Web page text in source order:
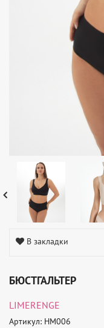
В закладки
БЮСТГАЛЬТЕР
LIMERENGE
Артикул: HM006